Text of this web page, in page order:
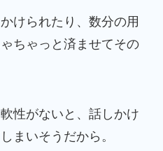
けられたり、数分の用
ちゃっと済ませてその
性がないと、話しかけ
まいそうだから。